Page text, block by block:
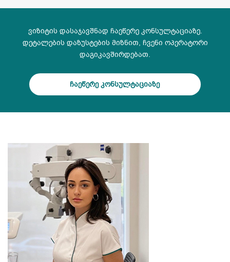
ვიზიტის დასაჯავშნად ჩაეწერე კონსულტაციაზე.
დეტალების დაზუსტების მიზნით, ჩვენი ოპერატორი
დაგიკავშირდებათ.
ჩაეწერე კონსულტაციაზე